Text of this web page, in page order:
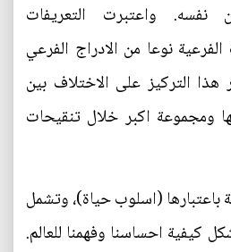
نفسه. واعتبرت التعريفات
نوعا من الادراج الفرعي
هذا التركيز على الاختلاف بين
ومجموعة اكبر خلال تنقيحات
باعتبارها (اسلوب حياة)، وتشمل
كيفية احساسنا وفهمنا للعالم.